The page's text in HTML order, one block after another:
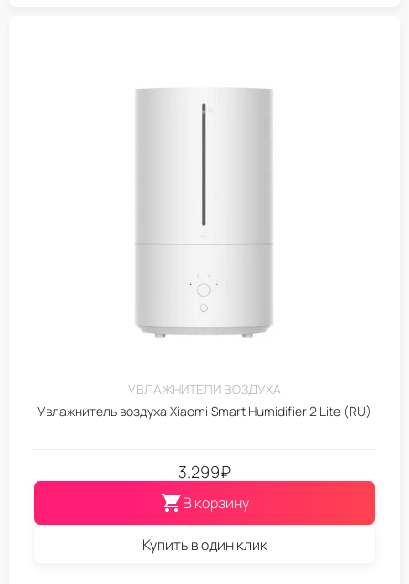
УВЛАЖНИТЕЛИ ВОЗДУХА
Увлажнитель воздуха Xiaomi Smart Humidifier 2 Lite (RU)
3.299₽
В корзину
Купить в один клик